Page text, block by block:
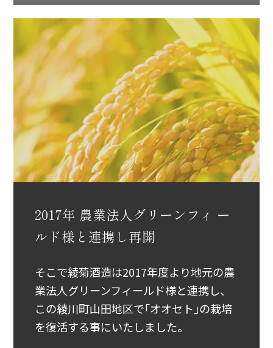
2017年 農業法人グリーンフィ ー
ルド様と連携し再開
そこで綾菊酒造は2017年度より地元の農
業法人グリーンフィールド様と連携し、
この綾川町山田地区で｢オオセト｣の栽培
を復活する事にいたしました。